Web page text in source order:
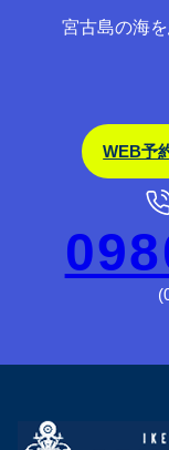
宮古島の海
WEB予